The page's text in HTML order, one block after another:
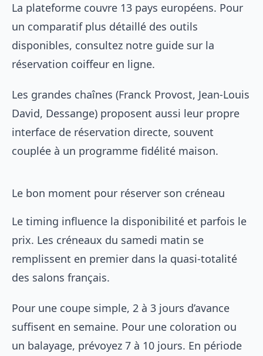
La plateforme couvre 13 pays européens. Pour
un comparatif plus détaillé des outils
disponibles, consultez notre guide sur la
réservation coiffeur en ligne.
Les grandes chaînes (Franck Provost, Jean-Louis
David, Dessange) proposent aussi leur propre
interface de réservation directe, souvent
couplée à un programme fidélité maison.
Le bon moment pour réserver son créneau
Le timing influence la disponibilité et parfois le
prix. Les créneaux du samedi matin se
remplissent en premier dans la quasi-totalité
des salons français.
Pour une coupe simple, 2 à 3 jours d’avance
suffisent en semaine. Pour une coloration ou
un balayage, prévoyez 7 à 10 jours. En période